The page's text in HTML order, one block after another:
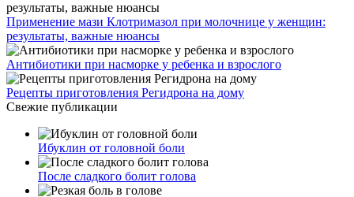
Применение мази Клотримазол при молочнице у женщин:
результаты, важные нюансы
Антибиотики при насморке у ребенка и взрослого
Рецепты приготовления Регидрона на дому
Свежие публикации
Ибуклин от головной боли
После сладкого болит голова